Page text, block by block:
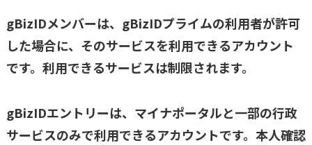
gBizIDメンバーは、gBizIDプライムの利用者が許可
した場合に、そのサービスを利用できるアカウント
です。利用できるサービスは制限されます。
gBizIDエントリーは、マイナポータルと一部の行政
サービスのみで利用できるアカウントです。本人確認